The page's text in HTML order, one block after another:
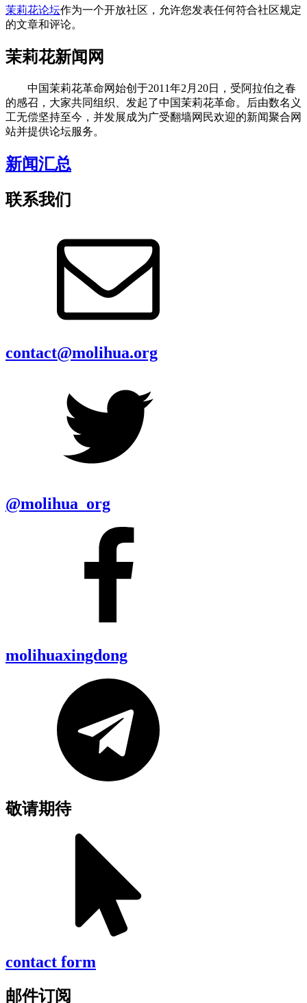
茉莉花论坛作为一个开放社区，允许您发表任何符合社区规定
的文章和评论。
茉莉花新闻网
中国茉莉花革命网始创于2011年2月20日，受阿拉伯之春
的感召，大家共同组织、发起了中国茉莉花革命。后由数名义
工无偿坚持至今，并发展成为广受翻墙网民欢迎的新闻聚合网
站并提供论坛服务。
新闻汇总
联系我们
contact@molihua.org
@molihua_org
molihuaxingdong
敬请期待
contact form
邮件订阅